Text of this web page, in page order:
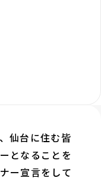
仙台に住む皆
となることを
ー宣言をして